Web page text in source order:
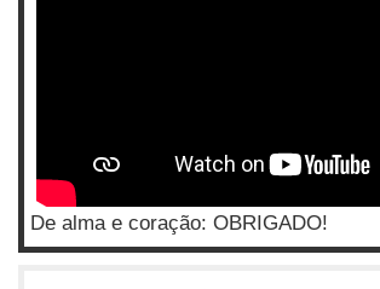
De alma e coração: OBRIGADO!